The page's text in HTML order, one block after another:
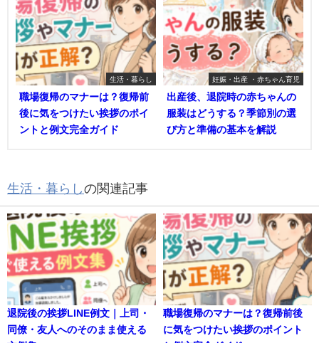
生活・暮らし
職場復帰のマナーは？復帰前
後に気をつけたい挨拶のポイ
ントと例文完全ガイド
妊娠・出産 ・赤ちゃん育児
出産後、退院時の赤ちゃんの
服装はどうする？季節別の選
び方と準備の基本を解説
生活・暮らしの関連記事
退院後の挨拶LINE例文｜上司・
同僚・友人へのそのまま使える
職場復帰のマナーは？復帰前後
に気をつけたい挨拶のポイント